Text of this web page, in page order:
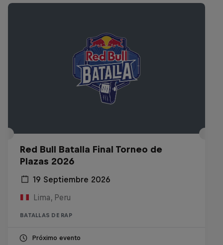
Red Bull Batalla Final Torneo de
Plazas 2026
19 Septiembre 2026
Lima, Peru
BATALLAS DE RAP
Próximo evento